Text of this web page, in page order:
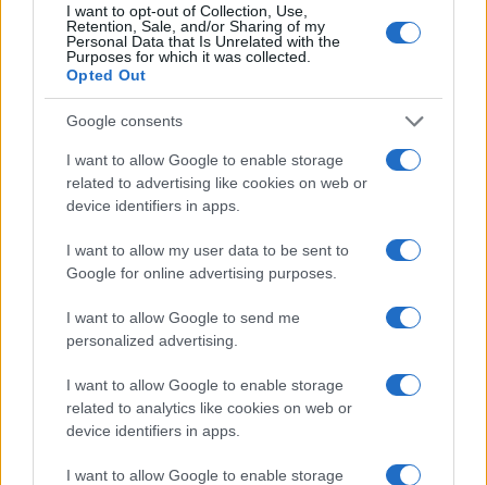
I want to opt-out of Collection, Use,
Retention, Sale, and/or Sharing of my
Personal Data that Is Unrelated with the
Purposes for which it was collected.
Opted Out
Google consents
I want to allow Google to enable storage
related to advertising like cookies on web or
device identifiers in apps.
I want to allow my user data to be sent to
Google for online advertising purposes.
I want to allow Google to send me
personalized advertising.
I want to allow Google to enable storage
related to analytics like cookies on web or
device identifiers in apps.
I want to allow Google to enable storage
Carpi acquista Gatti dal Cittadella: dettagli sul
trasferimento
CANI